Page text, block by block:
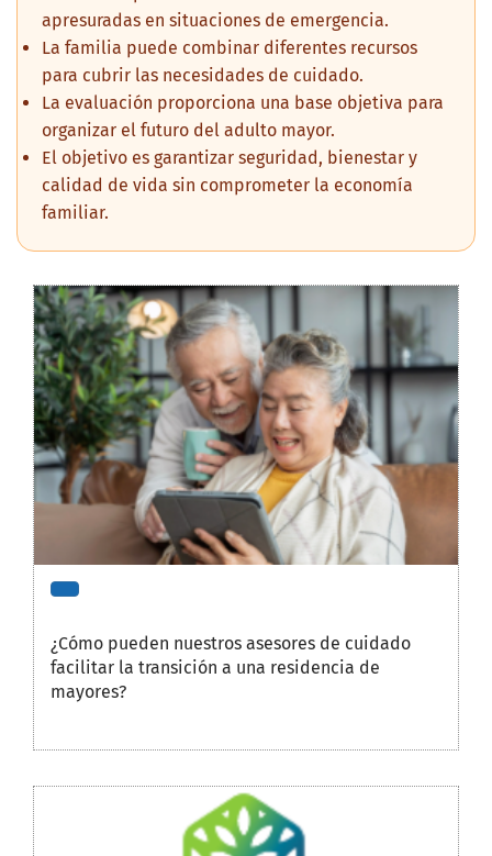
apresuradas en situaciones de emergencia.
La familia puede combinar diferentes recursos
para cubrir las necesidades de cuidado.
La evaluación proporciona una base objetiva para
organizar el futuro del adulto mayor.
El objetivo es garantizar seguridad, bienestar y
calidad de vida sin comprometer la economía
familiar.
¿Cómo pueden nuestros asesores de cuidado
facilitar la transición a una residencia de
mayores?